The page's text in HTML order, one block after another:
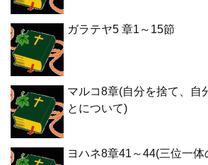
ガラテヤ5 章1～15節
マルコ8章(自分を捨て、自
とについて)
ヨハネ8章41～44(三位一